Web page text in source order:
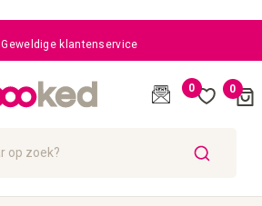
Geweldige klantenservice
0 0Cart